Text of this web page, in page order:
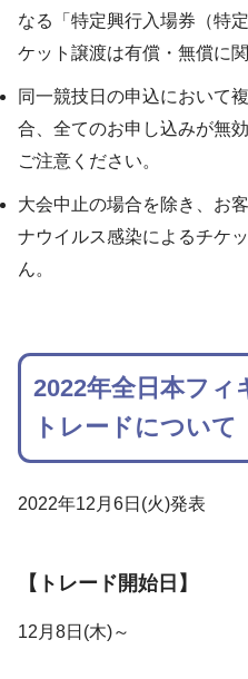
なる「特定興行入場券（特
ケット譲渡は有償・無償に
同一競技日の申込において
合、全てのお申し込みが無
ご注意ください。
大会中止の場合を除き、お
ナウイルス感染によるチケ
ん。
2022年全日本フィ
トレードについて
2022年12月6日(火)発表
【トレード開始日】
12月8日(木)～